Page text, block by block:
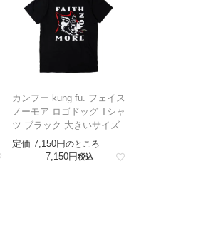
カンフー kung fu. フェイス
ノーモア ロゴドッグ Tシャ
ツ ブラック 大きいサイズ
定価 7,150 のところ
7,150 税込